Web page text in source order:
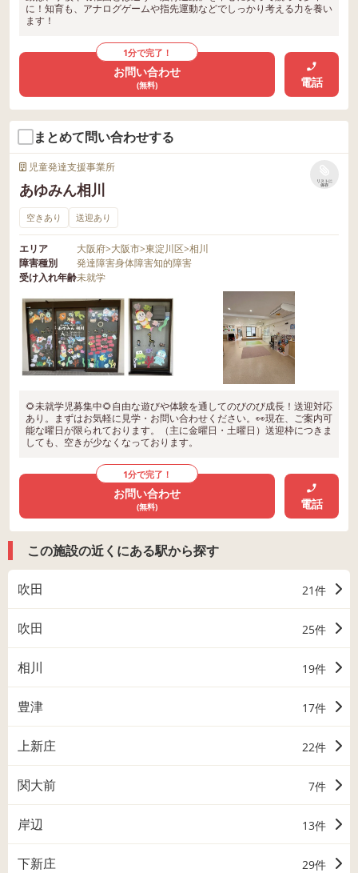
に！知育も、アナログゲームや指先運動などでしっかり考える力を養い
ます！
1分で完了！
お問い合わせ
(無料) 電話
まとめて問い合わせする
児童発達支援事業所
あゆみん相川
リストに
保存
空きあり 送迎あり
エリア 大阪府>大阪市>東淀川区>相川
障害種別
発達障害身体障害知的障害
受け入れ年齢未就学
🌻未就学児募集中🌻自由な遊びや体験を通してのびのび成長！送迎対応
あり。まずはお気軽に見学・お問い合わせください。👀現在、ご案内可
能な曜日が限られております。（主に金曜日・土曜日）送迎枠につきま
しても、空きが少なくなっております。
1分で完了！
お問い合わせ
(無料) 電話
この施設の近くにある駅から探す
吹田 21件
吹田 25件
相川 19件
豊津 17件
上新庄 22件
関大前 7件
岸辺 13件
下新庄 29件